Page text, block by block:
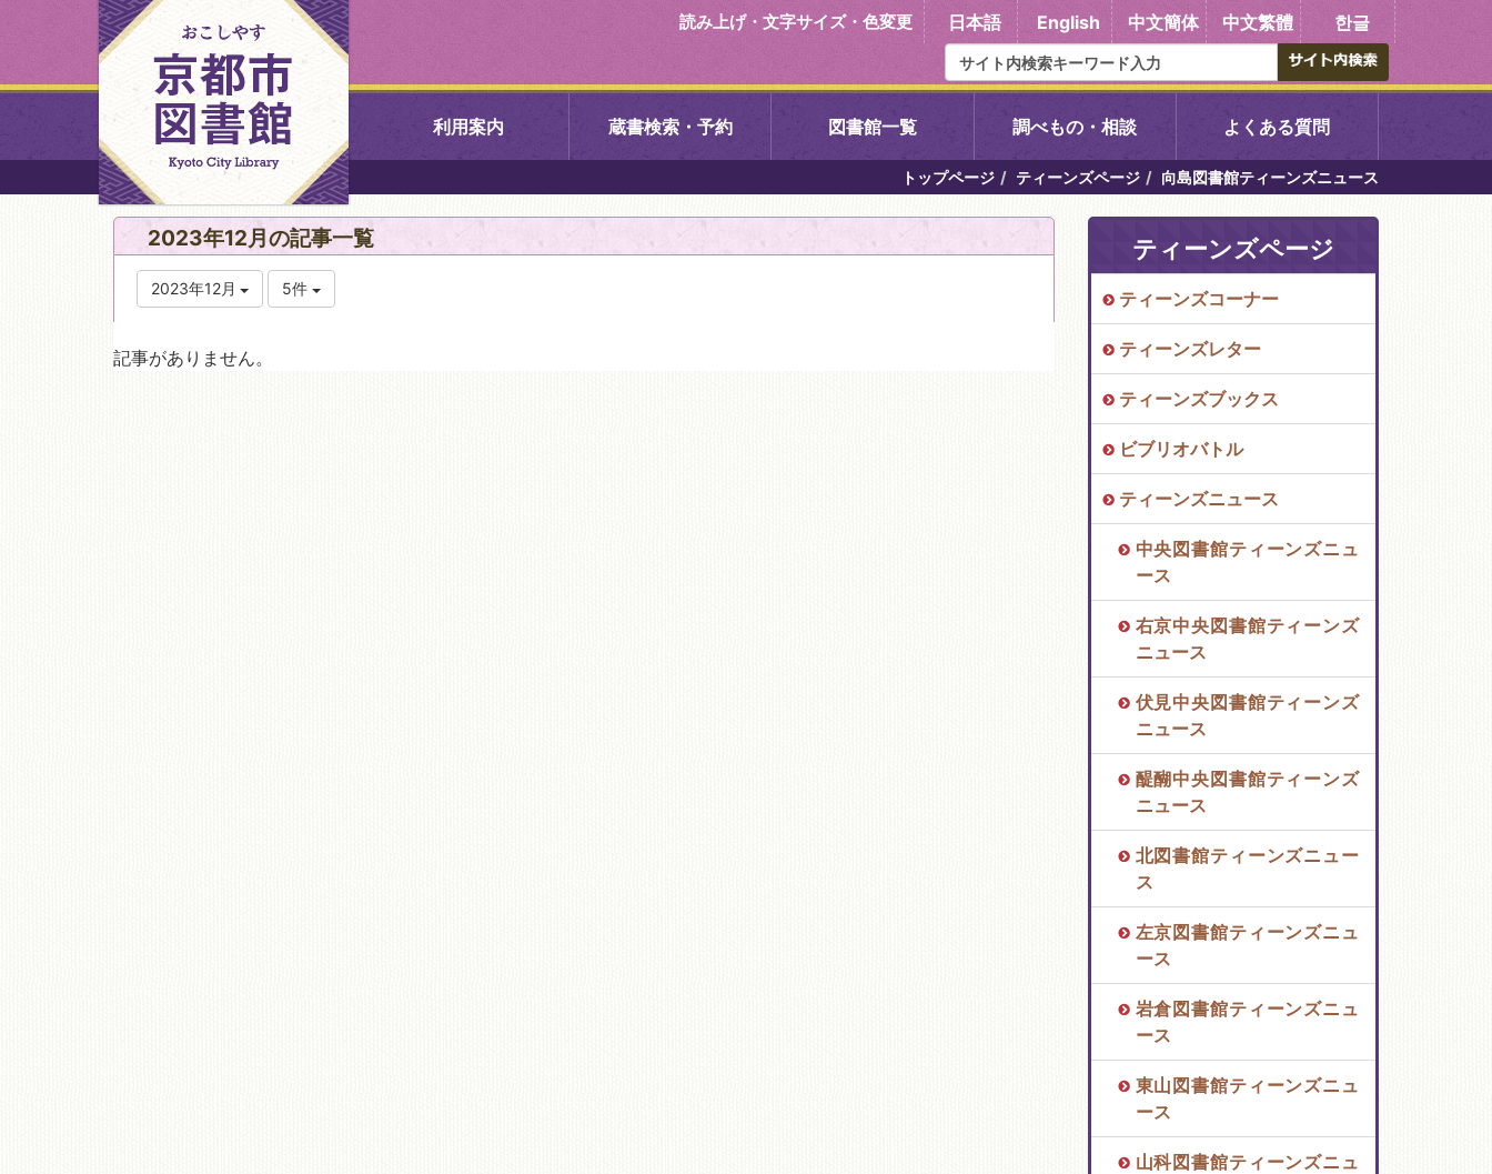
読み上げ・文字サイズ・色変更 日本語 English 中文簡体 中文繁體 한글
利用案内 蔵書検索・予約 図書館一覧
中央図書館 右京中央図書館 伏見中央図書館 醍醐中央図書館
北図書館 左京図書館 岩倉図書館 東山図書館
吉祥院図書館
向島図書館
こどもみらい館子育て図
コミュニティプラザ深草
図書館
調べもの・相談 よくある質問
トップページ ティーンズページ 向島図書館ティーンズニュース
2023年12月の記事一覧
2023年12月 5件
記事がありません。
ティーンズページ
ティーンズコーナー
ティーンズレター
ティーンズブックス
ビブリオバトル
ティーンズニュース
中央図書館ティーンズニュ
ース
右京中央図書館ティーンズ
ニュース
伏見中央図書館ティーンズ
ニュース
醍醐中央図書館ティーンズ
ニュース
北図書館ティーンズニュー
ス
左京図書館ティーンズニュ
ース
岩倉図書館ティーンズニュ
ース
東山図書館ティーンズニュ
ース
山科図書館ティーンズニュ